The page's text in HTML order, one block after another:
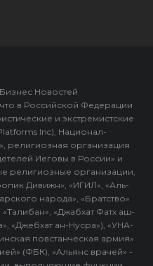
Новостей
в Российской Федерации
и экстремистские
Inc), Национал-
религиозная организация
Иеговы в России» и
религиозные организации,
Дивижн», «ИГИЛ», «Аль-
народа», «Братство»
«Джабхат Фатх аш-
«Джебхат ан-Нусра»), «УНА-
повстанческая армия»
(ФБК), «Альянс врачей» -